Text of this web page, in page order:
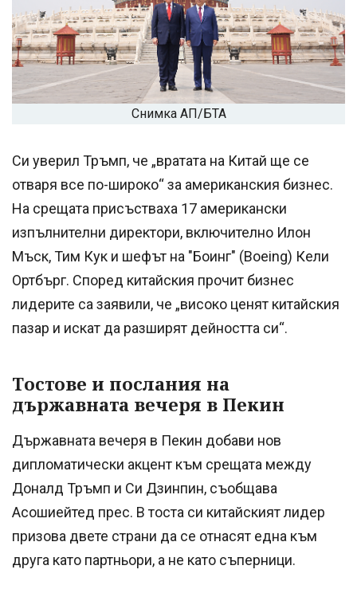
Снимка АП/БТА
Си уверил Тръмп, че „вратата на Китай ще се
отваря все по-широко“ за американския бизнес.
На срещата присъстваха 17 американски
изпълнителни директори, включително Илон
Мъск, Тим Кук и шефът на "Боинг" (Boeing) Кели
Ортбърг. Според китайския прочит бизнес
лидерите са заявили, че „високо ценят китайския
пазар и искат да разширят дейността си“.
Тостове и послания на
държавната вечеря в Пекин
Държавната вечеря в Пекин добави нов
дипломатически акцент към срещата между
Доналд Тръмп и Си Дзинпин, съобщава
Асошиейтед прес. В тоста си китайският лидер
призова двете страни да се отнасят една към
друга като партньори, а не като съперници.